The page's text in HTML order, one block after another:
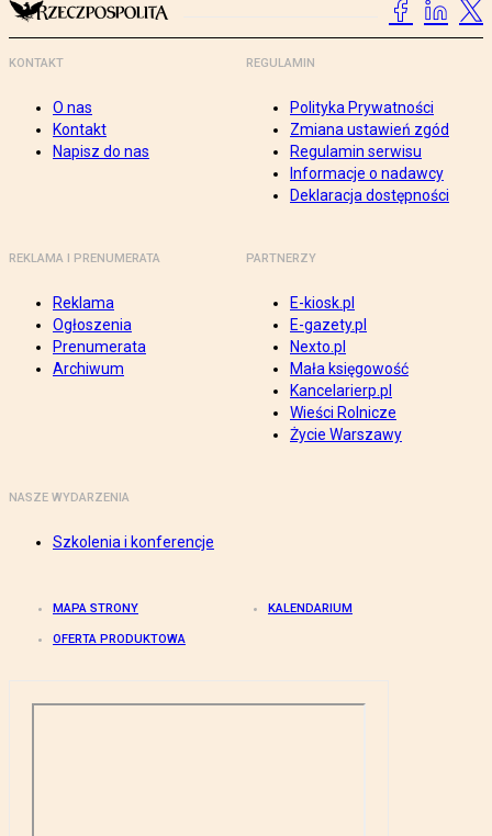
KONTAKT
O nas
Kontakt
Napisz do nas
REGULAMIN
Polityka Prywatności
Zmiana ustawień zgód
Regulamin serwisu
Informacje o nadawcy
Deklaracja dostępności
REKLAMA I PRENUMERATA
Reklama
Ogłoszenia
Prenumerata
Archiwum
PARTNERZY
E-kiosk.pl
E-gazety.pl
Nexto.pl
Mała księgowość
Kancelarierp.pl
Wieści Rolnicze
Życie Warszawy
NASZE WYDARZENIA
Szkolenia i konferencje
MAPA STRONY KALENDARIUM
OFERTA PRODUKTOWA